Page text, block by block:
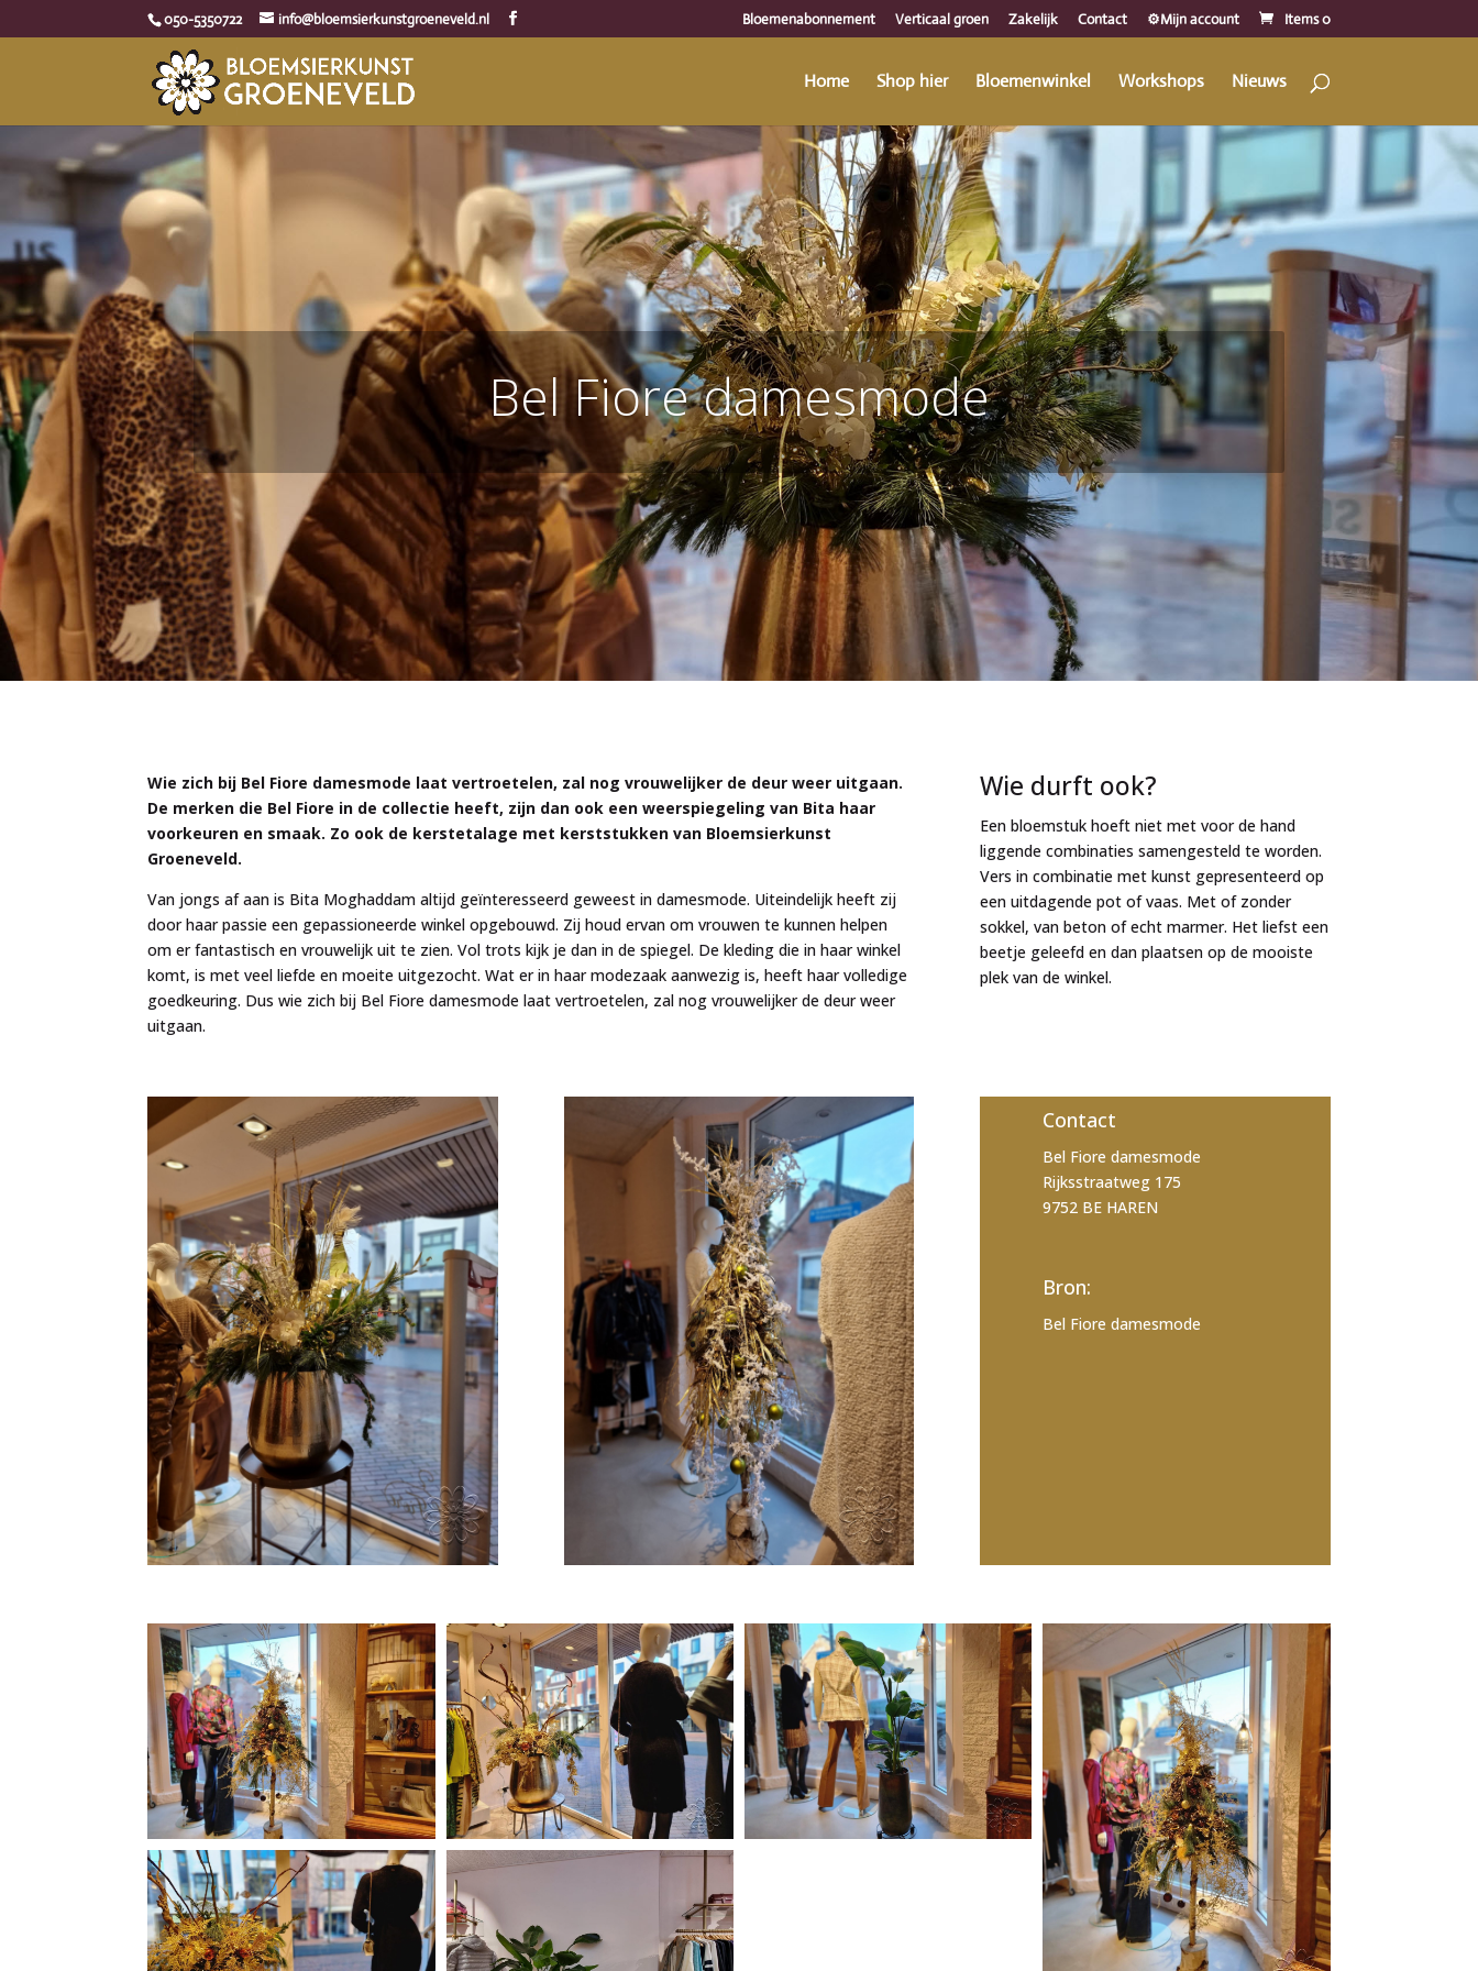
050-5350722 info@bloemsierkunstgroeneveld.nl Bloemenabonnement Verticaal groen Zakelijk Contact ⚙️Mijn account Items 0
Home Shop hier Bloemenwinkel Workshops Nieuws
Bel Fiore damesmode
Wie zich bij Bel Fiore damesmode laat vertroetelen, zal nog vrouwelijker de deur weer uitgaan.
De merken die Bel Fiore in de collectie heeft, zijn dan ook een weerspiegeling van Bita haar
voorkeuren en smaak. Zo ook de kerstetalage met kerststukken van Bloemsierkunst
Groeneveld.
Van jongs af aan is Bita Moghaddam altijd geïnteresseerd geweest in damesmode. Uiteindelijk heeft zij
door haar passie een gepassioneerde winkel opgebouwd. Zij houd ervan om vrouwen te kunnen helpen
om er fantastisch en vrouwelijk uit te zien. Vol trots kijk je dan in de spiegel. De kleding die in haar winkel
komt, is met veel liefde en moeite uitgezocht. Wat er in haar modezaak aanwezig is, heeft haar volledige
goedkeuring. Dus wie zich bij Bel Fiore damesmode laat vertroetelen, zal nog vrouwelijker de deur weer
uitgaan.
Wie durft ook?
Een bloemstuk hoeft niet met voor de hand
liggende combinaties samengesteld te worden.
Vers in combinatie met kunst gepresenteerd op
een uitdagende pot of vaas. Met of zonder
sokkel, van beton of echt marmer. Het liefst een
beetje geleefd en dan plaatsen op de mooiste
plek van de winkel.
Contact
Bel Fiore damesmode
Rijksstraatweg 175
9752 BE HAREN
Bron:
Bel Fiore damesmode